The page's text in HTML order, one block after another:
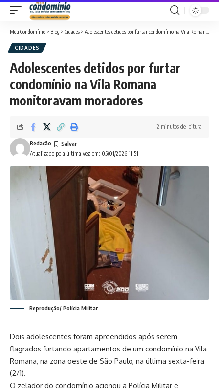
Meu Condomínio > Blog > Cidades > Adolescentes detidos por furtar condomínio na Vila Romana monitoravam moradores
CIDADES
Adolescentes detidos por furtar
condomínio na Vila Romana
monitoravam moradores
Atualizado pela última vez em: 05/01/2026 11:51
Redação
2 minutos de leitura
Reprodução/ Polícia Militar
Dois adolescentes foram apreendidos após serem
flagrados furtando apartamentos de um condomínio na Vila
Romana, na zona oeste de São Paulo, na última sexta-feira
(2/1).
O zelador do condomínio acionou a Polícia Militar e